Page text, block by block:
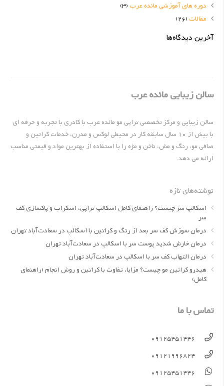
دوره های آموزشی مائده عرب(3)
مقالات(26)
آخرین دیدگاه‌ها
سالن زیبایی مائده عرب
سالن زیبایی و مرکز تخصصی تراپی مو مائده عرب با کادری با تجربه و حرفه ای
با بیش از 10 سال سابقه کار در محیطی لوکس و مدرن، خدمات کراتین و
صافی مو، رنگ و مش، ناخن و مژه را با استفاده از بهترین مواد و قیمتی مناسب
ارائه می دهد.
نوشته‌های تازه
اسکالپ سر چیست؟ راهنمای کامل اسکالپ تراپی، اسکراب و پاکسازی کف
سر
درمان سوزش کف سر بعد از رنگ و کراتین با اسکالپ در سعادت‌آباد تهران
درمان خارش شدید پوست سر با اسکالپ در سعادت‌آباد تهران
درمان التهاب کف سر با اسکالپ در سعادت‌آباد تهران
هیدرو کراتین مو چیست؟ مزایا، تفاوت با کراتین و روش انجام (راهنمای
کامل)
تماس با ما
09125451446
09121996824
09125451446